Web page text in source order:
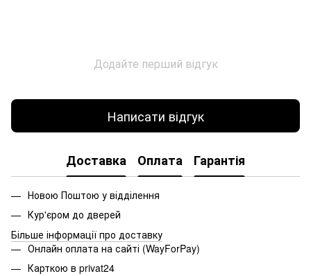
Додайте перший відгук
Написати відгук
Доставка Оплата Гарантія
Новою Поштою у відділення
Кур'єром до дверей
Більше інформації про доставку
Онлайн оплата на сайті (WayForPay)
Карткою в privat24